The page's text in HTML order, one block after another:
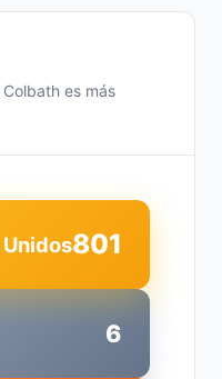
es más
6
801